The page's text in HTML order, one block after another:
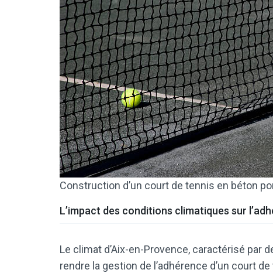
Construction d’un court de tennis en béton
L’impact des conditions climatiques sur
Le climat d’Aix-en-Provence, caractérisé
rendre la gestion de l’adhérence d’un court